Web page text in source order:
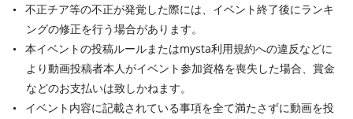
不正チア等の不正が発覚した際には、イベント終了後にランキ
ングの修正を行う場合があります。
本イベントの投稿ルールまたはmysta利用規約への違反などに
より動画投稿者本人がイベント参加資格を喪失した場合、賞金
などのお支払いは致しかねます。
イベント内容に記載されている事項を全て満たさずに動画を投